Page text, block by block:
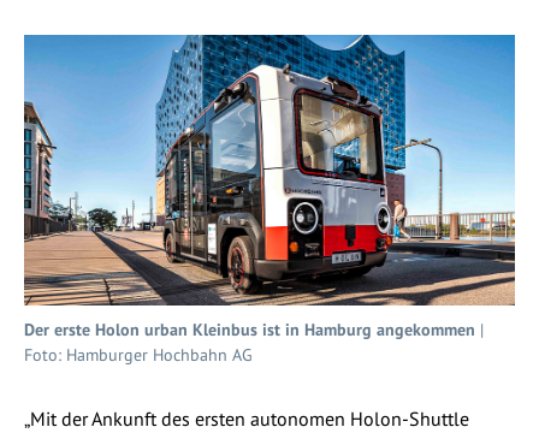
Der erste Holon urban Kleinbus ist in Hamburg angekommen |
Foto: Hamburger Hochbahn AG
„Mit der Ankunft des ersten autonomen Holon-Shuttle